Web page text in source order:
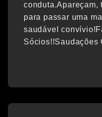
conduta.Apareçam,
para passar uma
saudável
Sócios!!Saudações